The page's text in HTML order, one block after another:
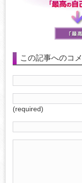
この記事へのコ
(required)